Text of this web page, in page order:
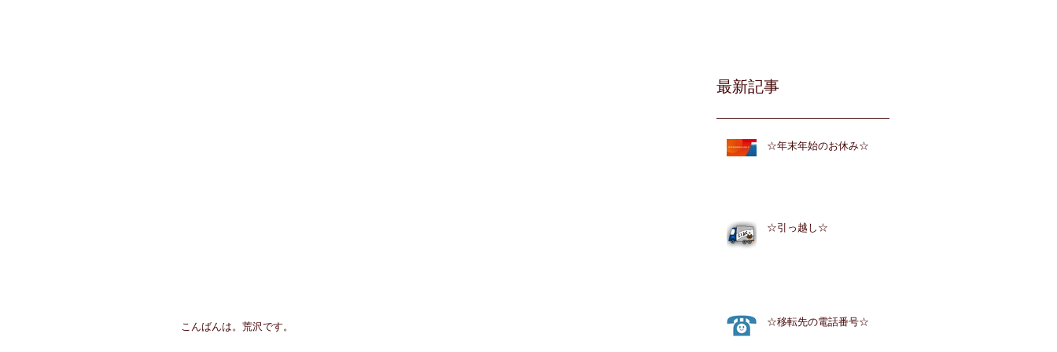
こんばんは。荒沢です。
最新記事
☆年末年始のお休み☆
☆引っ越し☆
☆移転先の電話番号☆